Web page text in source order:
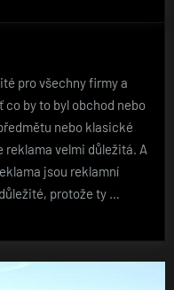
pro všechny firmy a
by to byl obchod nebo
nebo klasické
reklama velmi důležitá. A
jsou reklamní
protože ty …